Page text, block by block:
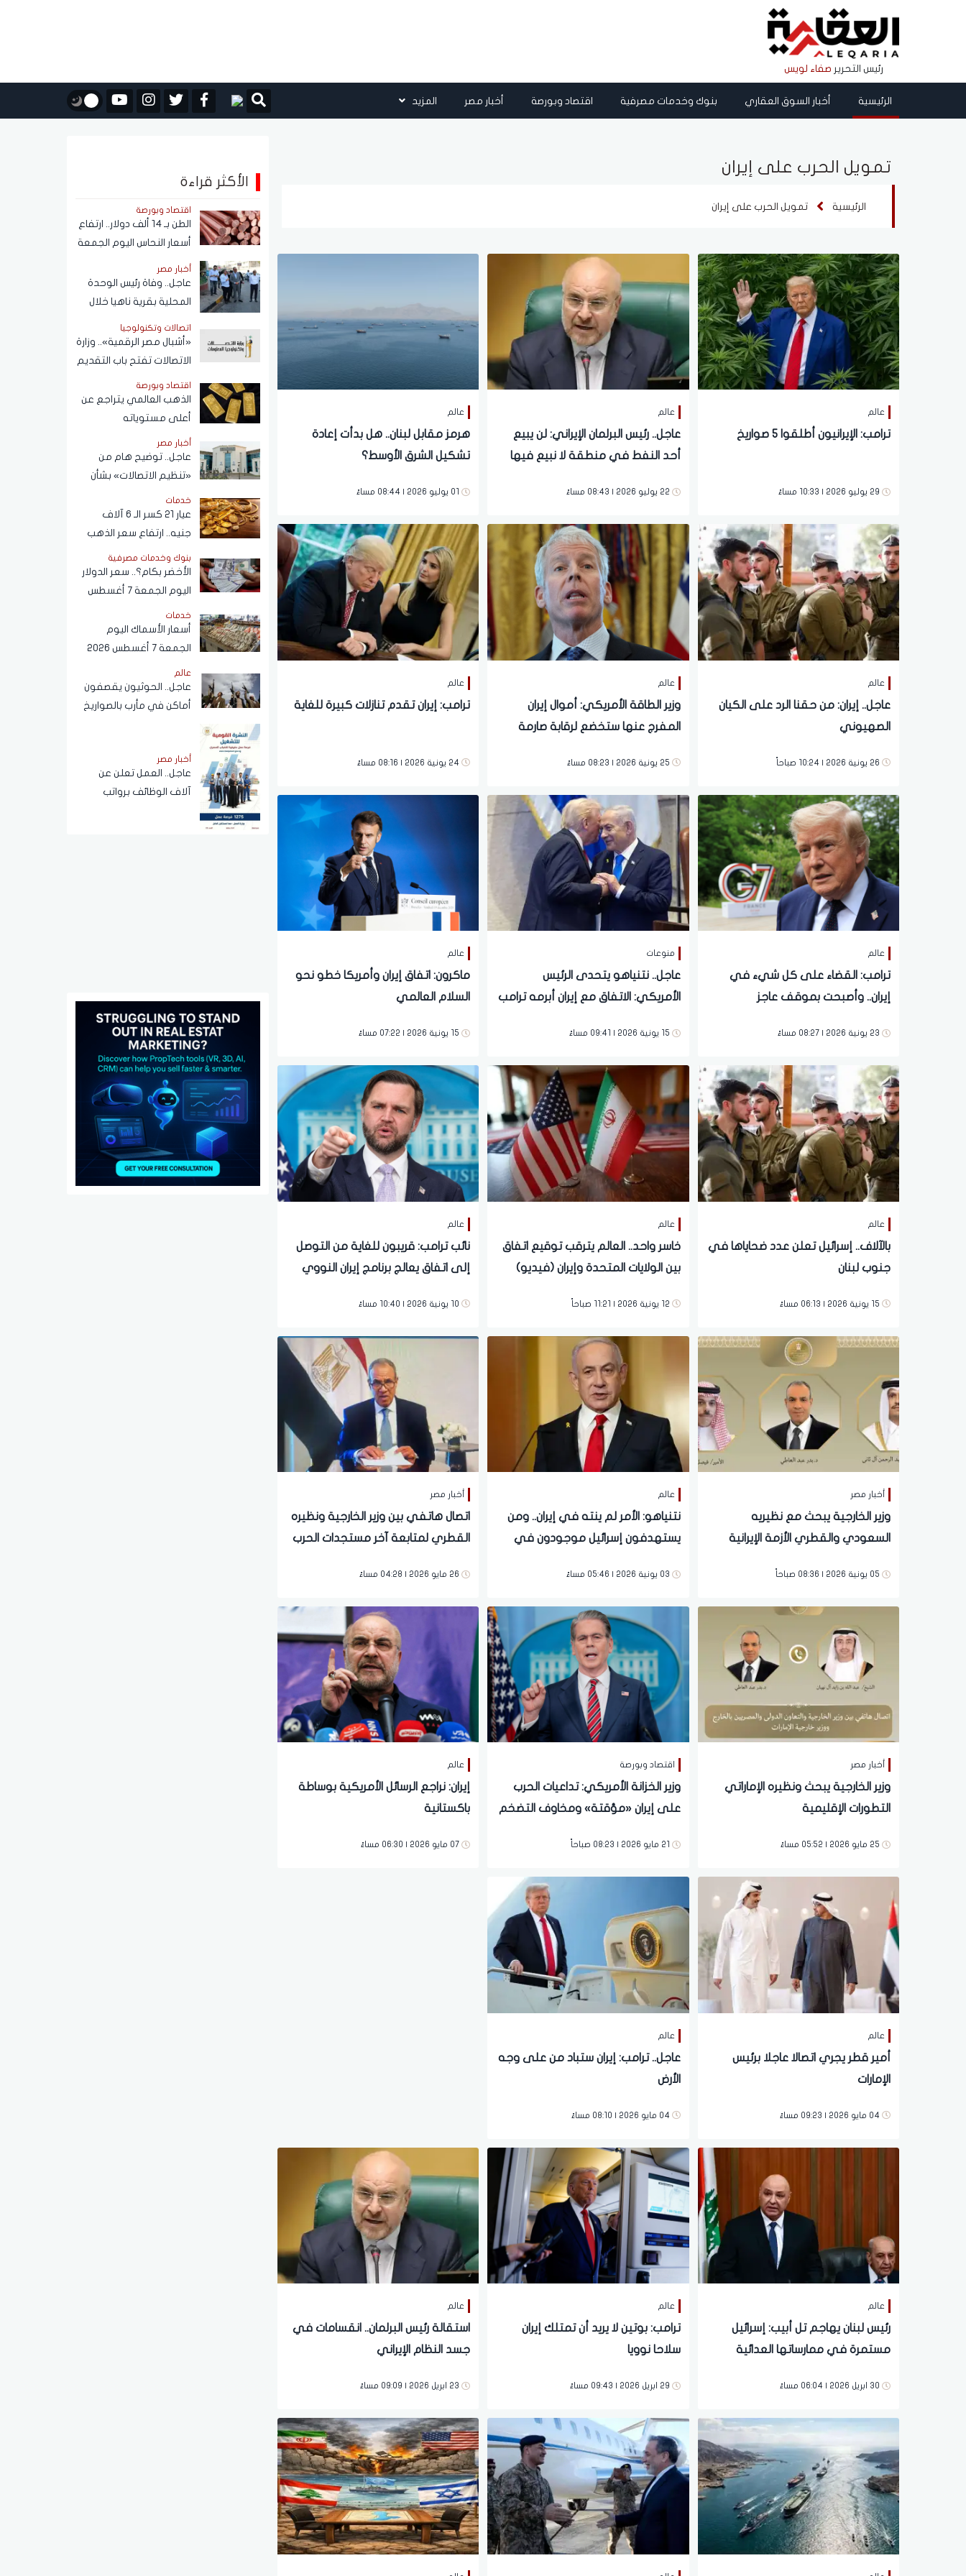
رئيس التحرير صفاء لويس
الرئيسية أخبار السوق العقاري بنوك وخدمات مصرفية اقتصاد وبورصة أخبار مصر المزيد
تمويل الحرب على إيران
الرئيسية تمويل الحرب على إيران
عالم
ترامب: الإيرانيون أطلقوا 5 صواريخ
29 يوليو 2026 | 10:33 مساءً
عالم
عاجل.. رئيس البرلمان الإيراني: لن يبيع
أحد النفط في منطقة لا نبيع فيها
22 يوليو 2026 | 08:43 مساءً
عالم
هرمز مقابل لبنان.. هل بدأت إعادة
تشكيل الشرق الأوسط؟
01 يوليو 2026 | 08:44 مساءً
عالم
عاجل.. إيران: من حقنا الرد على الكيان
الصهيوني
26 يونية 2026 | 10:24 صباحاً
عالم
وزير الطاقة الأمريكي: أموال إيران
المفرج عنها ستخضع لرقابة صارمة
25 يونية 2026 | 08:23 مساءً
عالم
ترامب: إيران تقدم تنازلات كبيرة للغاية
24 يونية 2026 | 08:16 مساءً
عالم
ترامب: القضاء على كل شيء في
إيران.. وأصبحت بموقف عاجز
23 يونية 2026 | 08:27 مساءً
منوعات
عاجل.. نتنياهو يتحدى الرئيس
الأمريكي: الاتفاق مع إيران أبرمه ترامب
15 يونية 2026 | 09:41 مساءً
عالم
ماكرون: اتفاق إيران وأمريكا خطو نحو
السلام العالمي
15 يونية 2026 | 07:22 مساءً
عالم
بالآلاف.. إسرائيل تعلن عدد ضحاياها في
جنوب لبنان
15 يونية 2026 | 06:13 مساءً
عالم
خاسر واحد.. العالم يترقب توقيع اتفاق
بين الولايات المتحدة وإيران (فيديو)
12 يونية 2026 | 11:21 صباحاً
عالم
نائب ترامب: قريبون للغاية من التوصل
إلى اتفاق يعالج برنامج إيران النووي
10 يونية 2026 | 10:40 مساءً
أخبار مصر
وزير الخارجية يبحث مع نظيريه
السعودي والقطري الأزمة الإيرانية
05 يونية 2026 | 08:36 صباحاً
عالم
نتنياهو: الأمر لم ينته في إيران.. ومن
يستهدفون إسرائيل موجودون في
03 يونية 2026 | 05:46 مساءً
أخبار مصر
اتصال هاتفي بين وزير الخارجية ونظيره
القطري لمتابعة آخر مستجدات الحرب
26 مايو 2026 | 04:28 مساءً
أخبار مصر
وزير الخارجية يبحث ونظيره الإماراتي
التطورات الإقليمية
25 مايو 2026 | 05:52 مساءً
اقتصاد وبورصة
وزير الخزانة الأمريكي: تداعيات الحرب
على إيران «مؤقتة» ومخاوف التضخم
21 مايو 2026 | 08:23 صباحاً
عالم
إيران: نراجع الرسائل الأمريكية بوساطة
باكستانية
07 مايو 2026 | 06:30 مساءً
عالم
أمير قطر يجري اتصالا عاجلا برئيس
الإمارات
04 مايو 2026 | 09:23 مساءً
عالم
عاجل.. ترامب: إيران ستباد من على وجه
الأرض
04 مايو 2026 | 08:10 مساءً
عالم
رئيس لبنان يهاجم تل أبيب: إسرائيل
مستمرة في ممارساتها العدائية
30 ابريل 2026 | 06:04 مساءً
عالم
ترامب: بوتين لا يريد أن تمتلك إيران
سلاحا نوويا
29 ابريل 2026 | 09:43 مساءً
عالم
استقالة رئيس البرلمان.. انقسامات في
جسد النظام الإيراني
23 ابريل 2026 | 09:09 مساءً
الأكثر قراءة
اقتصاد وبورصة
الطن بـ 14 ألف دولار.. ارتفاع
أسعار النحاس اليوم الجمعة
7 أغسطس 2026
أخبار مصر
عاجل.. وفاة رئيس الوحدة
المحلية بقرية ناهيا خلال
اتصالات وتكنولوجيا
«أشبال مصر الرقمية».. وزارة
الاتصالات تفتح باب التقديم
اقتصاد وبورصة
الذهب العالمي يتراجع عن
أعلى مستوياته
أخبار مصر
عاجل.. توضيح هام من
«تنظيم الاتصالات» بشأن
دون علم المواطنين
خدمات
عيار 21 كسر الـ 6 آلاف
جنيه.. ارتفاع سعر الذهب
2026
بنوك وخدمات مصرفية
الأخضر بكام؟.. سعر الدولار
اليوم الجمعة 7 أغسطس
خدمات
أسعار الأسماك اليوم
الجمعة 7 أغسطس 2026
عالم
عاجل.. الحوثيون يقصفون
أماكن في مأرب بالصواريخ
أخبار مصر
عاجل.. العمل تعلن عن
آلاف الوظائف برواتب